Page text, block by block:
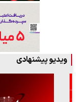
ویدیو پیشنهادی